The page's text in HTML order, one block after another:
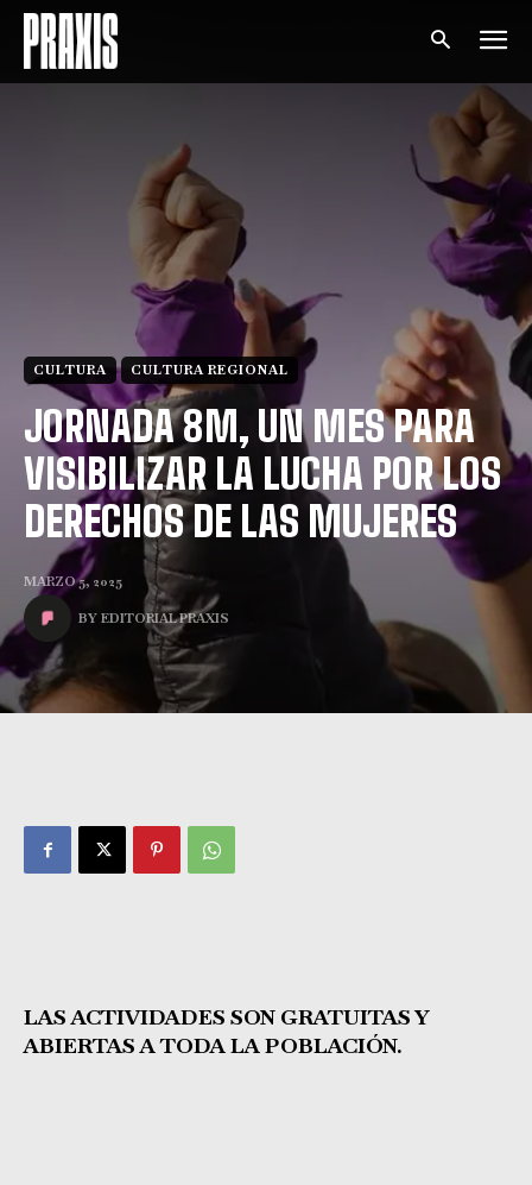
CULTURA CULTURA REGIONAL
JORNADA 8M, UN MES PARA
VISIBILIZAR LA LUCHA POR LOS
DERECHOS DE LAS MUJERES
MARZO 5, 2025
BY EDITORIAL PRAXIS
LAS ACTIVIDADES SON GRATUITAS Y
ABIERTAS A TODA LA POBLACIÓN.